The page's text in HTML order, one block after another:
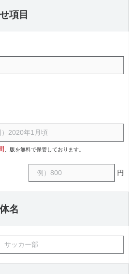
項目
、版を無料で保管しております。
円
名